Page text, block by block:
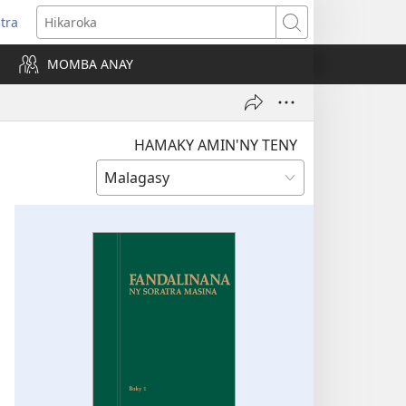
Hikaroka
MOMBA ANAY
HAMAKY AMIN'NY TENY